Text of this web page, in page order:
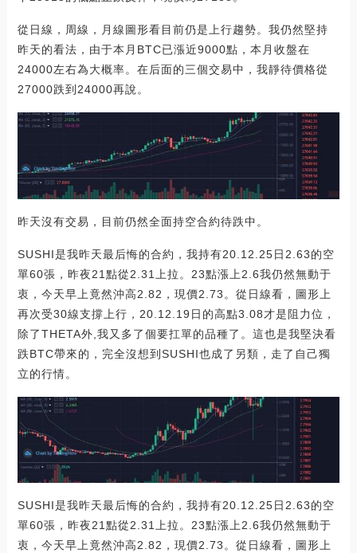
從日線，周線，月線圖形看目前仍是上行趨勢。我仍然堅持
昨天的看法，由于本月BTC已漲近9000點，本月收盤在
24000左右為大概率。在后面的三個交易中，我靜待價格從
27000跌到24000再說。
昨天沒有交易，目前仍然全面持空合約待跌中。
SUSHI是我昨天最后悔的合約，我持有20.12.25日2.63的空
單60張，昨夜21點從2.31上拉。23點漲上2.6我仍然無動于
衷，今天早上竟然沖高2.82，現價2.73。從日線看，圖形上
再次受30線支撐上行，20.12.19日的高點3.08才是阻力位，
除了THETA外,我又多了個要扛單的品種了。這也是我堅決看
跌BTC帶來的，完全沒想到SUSHI也成了另類，走了自己獨
立的行情。
SUSHI是我昨天最后悔的合約，我持有20.12.25日2.63的空
單60張，昨夜21點從2.31上拉。23點漲上2.6我仍然無動于
衷，今天早上竟然沖高2.82，現價2.73。從日線看，圖形上